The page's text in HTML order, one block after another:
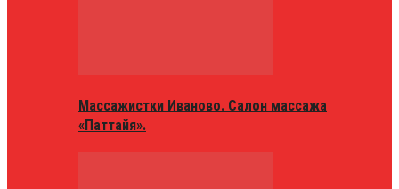
Массажистки Иваново. Салон массажа
«Паттайя».